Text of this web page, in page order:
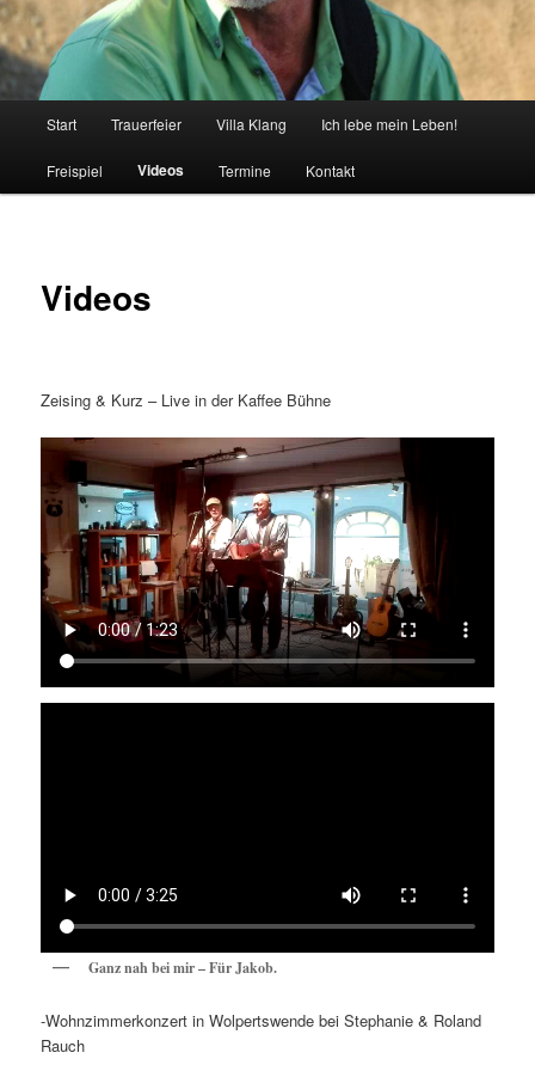
Start Trauerfeier Villa Klang Ich lebe mein Leben!
Freispiel Videos Termine Kontakt
Videos
Zeising & Kurz – Live in der Kaffee Bühne
Ganz nah bei mir – Für Jakob.
-Wohnzimmerkonzert in Wolpertswende bei Stephanie & Roland
Rauch